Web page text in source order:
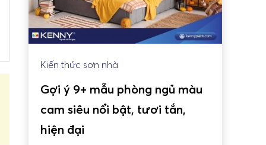
Kiến thức sơn nhà
Gợi ý 9+ mẫu phòng ngủ màu
cam siêu nổi bật, tươi tắn,
hiện đại